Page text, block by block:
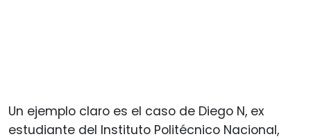
Un ejemplo claro es el caso de Diego N, ex
estudiante del Instituto Politécnico Nacional,